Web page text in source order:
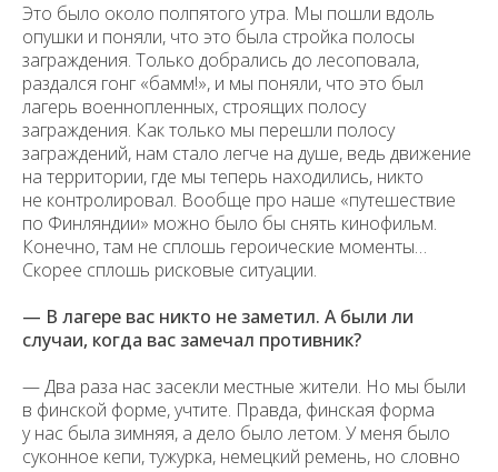
Это было около полпятого утра. Мы пошли вдоль
опушки и поняли, что это была стройка полосы
заграждения. Только добрались до лесоповала,
раздался гонг «бамм!», и мы поняли, что это был
лагерь военнопленных, строящих полосу
заграждения. Как только мы перешли полосу
заграждений, нам стало легче на душе, ведь движение
на территории, где мы теперь находились, никто
не контролировал. Вообще про наше «путешествие
по Финляндии» можно было бы снять кинофильм.
Конечно, там не сплошь героические моменты…
Скорее сплошь рисковые ситуации.
— В лагере вас никто не заметил. А были ли
случаи, когда вас замечал противник?
— Два раза нас засекли местные жители. Но мы были
в финской форме, учтите. Правда, финская форма
у нас была зимняя, а дело было летом. У меня было
суконное кепи, тужурка, немецкий ремень, но словно